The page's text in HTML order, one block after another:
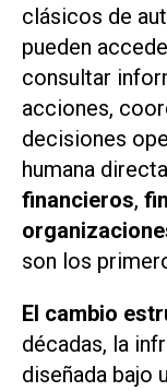
clásicos de
pueden
consultar
acciones,
decisiones
humana
financieros,
son los
El cambio
décadas, la
diseñada bajo